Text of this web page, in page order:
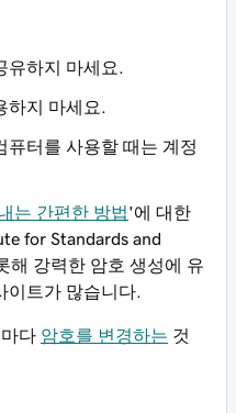
하지 마세요.
지 마세요.
퓨터를 사용할 때는 계정
는 간편한 방법'에 대한
for Standards and
해 강력한 암호 생성에 유
이트가 많습니다.
다 암호를 변경하는 것